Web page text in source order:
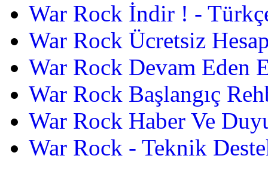
War Rock İndir ! -
War Rock Ücretsiz
War Rock Devam Eden
War Rock Başlangıç
War Rock Haber Ve
War Rock - Teknik